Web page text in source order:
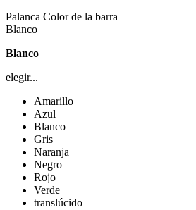
Palanca Color de la barra
Blanco
Blanco
elegir...
Amarillo
Azul
Blanco
Gris
Naranja
Negro
Rojo
Verde
translúcido